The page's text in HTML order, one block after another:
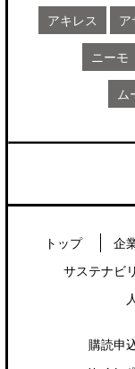
アキレス
ニーモ
トップ 企
サステナビ
購読申